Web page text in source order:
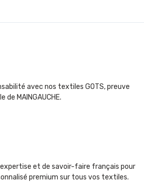
avec nos textiles GOTS, preuve
MAINGAUCHE.
et de savoir-faire français pour
premium sur tous vos textiles.